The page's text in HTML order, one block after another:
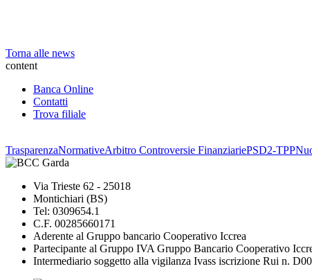
Torna alle news
content
Banca Online
Contatti
Trova filiale
TrasparenzaNormativeArbitro Controversie FinanziariePSD2-TPP
Via Trieste 62 - 25018
Montichiari (BS)
Tel: 0309654.1
C.F. 00285660171
Aderente al Gruppo bancario Cooperativo Iccrea
Partecipante al Gruppo IVA Gruppo Bancario Cooperativo
Intermediario soggetto alla vigilanza Ivass iscrizione Rui n.